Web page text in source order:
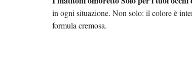
in ogni situazione. Non solo: il colore è
formula cremosa.